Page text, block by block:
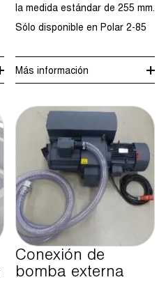
la medida estándar de 255 mm.
Sólo disponible en Polar 2-85
Más información
Conexión de
bomba externa